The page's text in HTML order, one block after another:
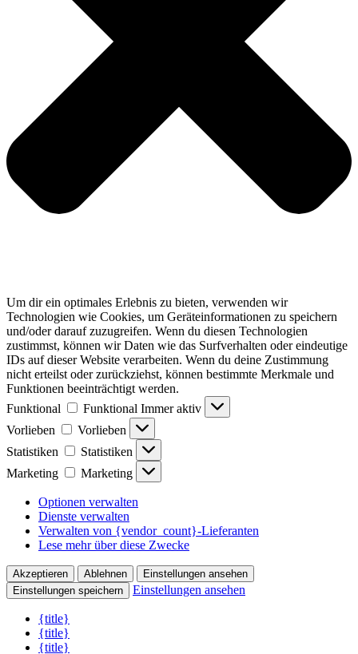
Um dir ein optimales Erlebnis zu bieten, verwenden wir
Technologien wie Cookies, um Geräteinformationen zu speichern
und/oder darauf zuzugreifen. Wenn du diesen Technologien
zustimmst, können wir Daten wie das Surfverhalten oder eindeutige
IDs auf dieser Website verarbeiten. Wenn du deine Zustimmung
nicht erteilst oder zurückziehst, können bestimmte Merkmale und
Funktionen beeinträchtigt werden.
Funktional
Funktional Immer aktiv
Vorlieben
Vorlieben
Statistiken
Statistiken
Marketing
Marketing
Optionen verwalten
Dienste verwalten
Verwalten von {vendor_count}-Lieferanten
Lese mehr über diese Zwecke
Akzeptieren Ablehnen
Einstellungen ansehen
Einstellungen speichern
Einstellungen ansehen
{title}
{title}
{title}